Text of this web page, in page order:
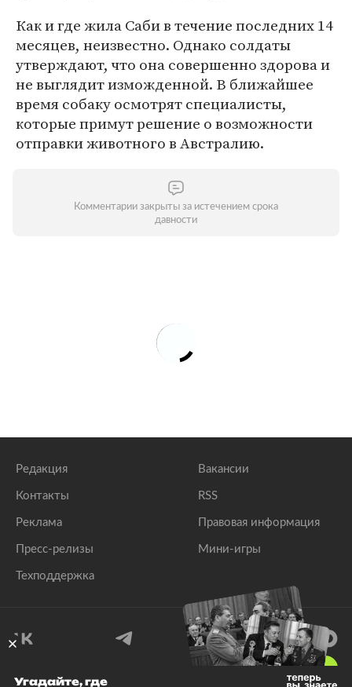
Как и где жила Саби в течение последних 14
месяцев, неизвестно. Однако солдаты
утверждают, что она совершенно здорова и
не выглядит изможденной. В ближайшее
время собаку осмотрят специалисты,
которые примут решение о возможности
отправки животного в Австралию.
Комментарии закрыты за истечением срока
давности
Редакция
Контакты
Реклама
Пресс-релизы
Техподдержка
Вакансии
RSS
Правовая информация
Мини-игры
Угадайте, где